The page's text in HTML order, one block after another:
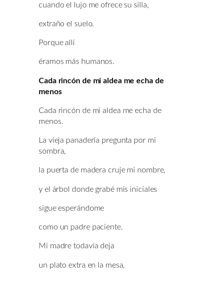
cuando el lujo me ofrece su silla,
extraño el suelo.
Porque allí
éramos más humanos.
Cada rincón de mi aldea me echa de
menos
Cada rincón de mi aldea me echa de
menos.
La vieja panadería pregunta por mi
sombra,
la puerta de madera cruje mi nombre,
y el árbol donde grabé mis iniciales
sigue esperándome
como un padre paciente.
Mi madre todavía deja
un plato extra en la mesa,